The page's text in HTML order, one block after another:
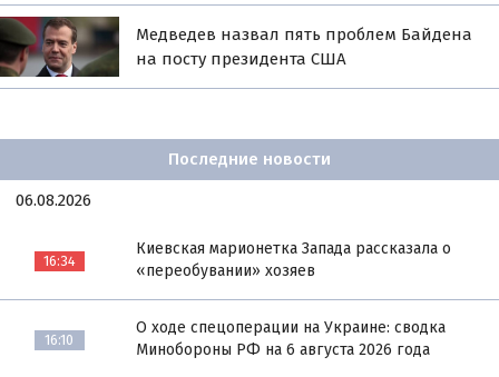
Медведев назвал пять проблем Байдена
на посту президента США
Последние новости
06.08.2026
16:34
Киевская марионетка Запада рассказала о
«переобувании» хозяев
16:10
О ходе спецоперации на Украине: сводка
Минобороны РФ на 6 августа 2026 года